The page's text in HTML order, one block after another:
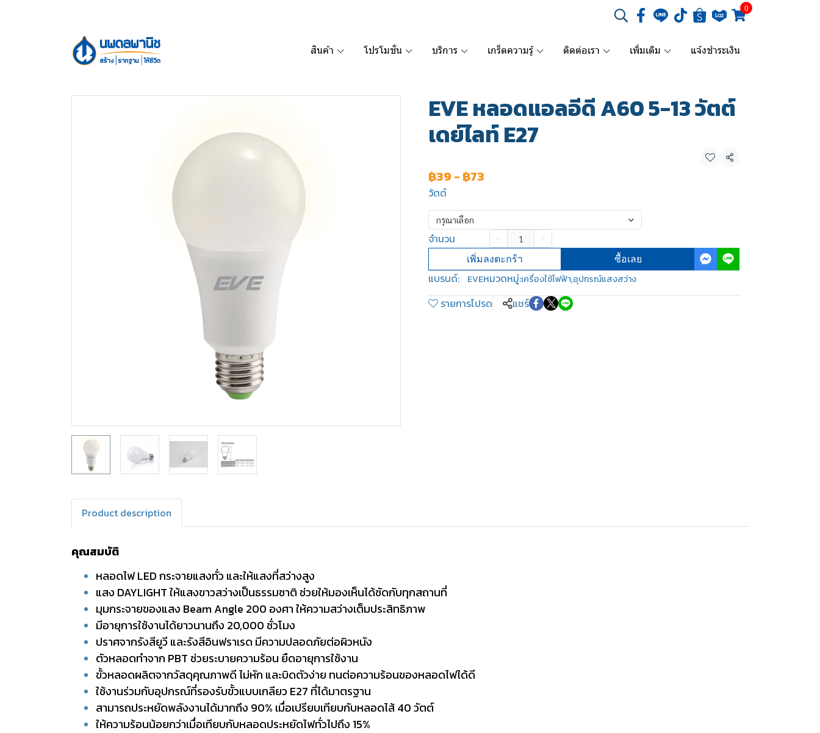
0
สินค้า โปรโมชั่น บริการ เกร็ดความรู้ ติดต่อเรา เพิ่มเติม แจ้งชำระเงิน
EVE หลอดแอลอีดี A60 5-13 วัตต์
เดย์ไลท์ E27
แชร์
฿39 - ฿73
วัตต์
กรุณาเลือก
จำนวน
เพิ่มลงตะกร้า ซื้อเลย
แบรนด์: EVEหมวดหมู่:เครื่องใช้ไฟฟ้า,อุปกรณ์แสงสว่าง
รายการโปรด แชร์
Product description
คุณสมบัติ
หลอดไฟ LED กระจายแสงทั่ว และให้แสงที่สว่างสูง
แสง DAYLIGHT ให้แสงขาวสว่างเป็นธรรมชาติ ช่วยให้มองเห็นได้ชัดกับทุกสถานที่
มุมกระจายของแสง Beam Angle 200 องศา ให้ความสว่างเต็มประสิทธิภาพ
มีอายุการใช้งานได้ยาวนานถึง 20,000 ชั่วโมง
ปราศจากรังสียูวี และรังสีอินฟราเรด มีความปลอดภัยต่อผิวหนัง
ตัวหลอดทำจาก PBT ช่วยระบายความร้อน ยืดอายุการใช้งาน
ขั้วหลอดผลิตจากวัสดุคุณภาพดี ไม่หัก และบิดตัวง่าย ทนต่อความร้อนของหลอดไฟได้ดี
ใช้งานร่วมกับอุปกรณ์ที่รองรับขั้วแบบเกลียว E27 ที่ได้มาตรฐาน
สามารถประหยัดพลังงานได้มากถึง 90% เมื่อเปรียบเทียบกับหลอดไส้ 40 วัตต์
ให้ความร้อนน้อยกว่าเมื่อเทียบกับหลอดประหยัดไฟทั่วไปถึง 15%